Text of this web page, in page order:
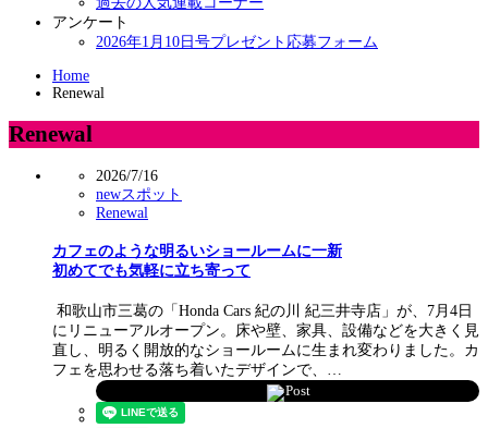
アンケート
2026年1月10日号プレゼント応募フォーム
Home
Renewal
Renewal
2026/7/16
newスポット
Renewal
カフェのような明るいショールームに一新
初めてでも気軽に立ち寄って
和歌山市三葛の「Honda Cars 紀の川 紀三井寺店」が、7月4日
にリニューアルオープン。床や壁、家具、設備などを大きく見
直し、明るく開放的なショールームに生まれ変わりました。カ
フェを思わせる落ち着いたデザインで、…
Post